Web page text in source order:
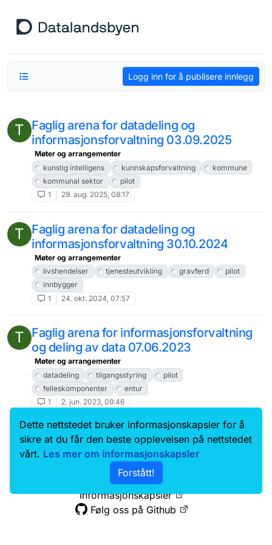
Logg inn for å publisere innlegg
T Faglig arena for datadeling og
informasjonsforvaltning 03.09.2025
Møter og arrangementer
kunstig intelligens
kunnskapsforvaltning
kommune
kommunal sektor
pilot
1
29. aug. 2025, 08:17
T Faglig arena for datadeling og
informasjonsforvaltning 30.10.2024
Møter og arrangementer
livshendelser
tjenesteutvikling gravferd
pilot
innbygger
1
24. okt. 2024, 07:57
T Faglig arena for informasjonsforvaltning
og deling av data 07.06.2023
Møter og arrangementer
datadeling
tilgangsstyring
pilot
felleskomponenter
entur
1
2. jun. 2023, 09:46
Data.norge.no
Kontakt oss
Samtykke og brukervilkår
Tilgjengelighetserklæring
Personvernerklæring
Informasjonskapsler
Følg oss på Github
Dette nettstedet bruker informasjonskapsler for å
sikre at du får den beste opplevelsen på nettstedet
vårt. Les mer om informasjonskapsler
Forstått!